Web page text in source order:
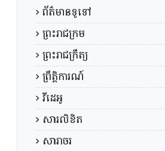
ព័ត៌មានទូទៅ
ព្រះរាជក្រម
ព្រះរាជក្រឹត្យ
ព្រឹត្តិការណ៍
វីដេអូ
សារលិខិត
សារាចរ